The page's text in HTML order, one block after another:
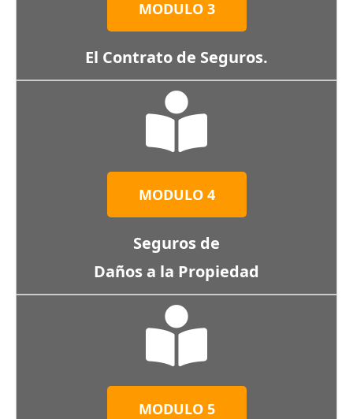
MODULO 3
El Contrato de Seguros.
MODULO 4
Seguros de
Daños a la Propiedad
MODULO 5